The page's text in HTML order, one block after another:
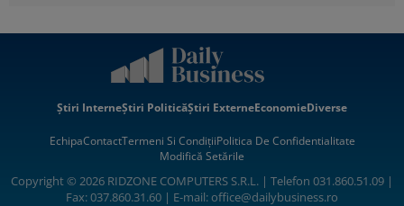
Știri InterneȘtiri PoliticăȘtiri ExterneEconomieDiverse
EchipaContactTermeni Si CondițiiPolitica De Confidentialitate
Modifică Setările
Copyright © 2026 RIDZONE COMPUTERS S.R.L. | Telefon 031.860.51.09 |
Fax: 037.860.31.60 | E-mail:office@dailybusiness.ro